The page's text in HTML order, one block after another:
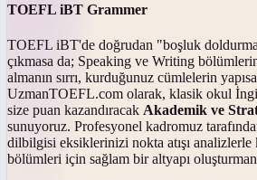
TOEFL iBT Grammer
TOEFL iBT'de doğrudan "boşluk
çıkmasa da; Speaking ve Writing
almanın sırrı, kurduğunuz cümlelerin
UzmanTOEFL.com olarak, klasik okul
size puan kazandıracak Akademik ve
sunuyoruz. Profesyonel kadromuz
dilbilgisi eksiklerinizi nokta atışı analizlerle
bölümleri için sağlam bir altyapı